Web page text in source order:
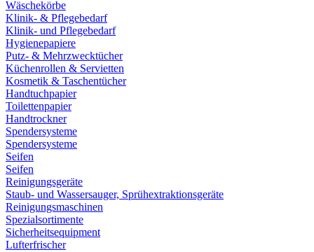
Wäschekörbe
Klinik- & Pflegebedarf
Klinik- und Pflegebedarf
Hygienepapiere
Putz- & Mehrzwecktücher
Küchenrollen & Servietten
Kosmetik & Taschentücher
Handtuchpapier
Toilettenpapier
Handtrockner
Spendersysteme
Spendersysteme
Seifen
Seifen
Reinigungsgeräte
Staub- und Wassersauger, Sprühextraktionsgeräte
Reinigungsmaschinen
Spezialsortimente
Sicherheitsequipment
Lufterfrischer